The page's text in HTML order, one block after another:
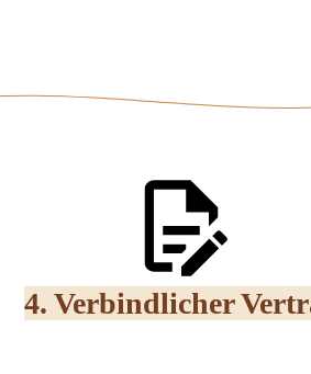
4. Verbindlicher